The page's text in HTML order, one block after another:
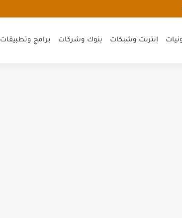
إنترنت وشبكات بنوك وشركات برامج وتطبيقات